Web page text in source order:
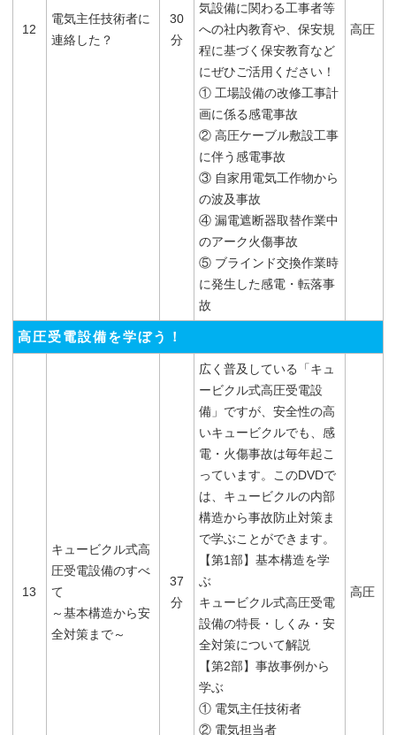
12
電気主任技術者に
連絡した？
30
分
気設備に関わる工事者等
への社内教育や、保安規
程に基づく保安教育など
にぜひご活用ください！
① 工場設備の改修工事計
画に係る感電事故
② 高圧ケーブル敷設工事
に伴う感電事故
③ 自家用電気工作物から
の波及事故
④ 漏電遮断器取替作業中
のアーク火傷事故
⑤ ブラインド交換作業時
に発生した感電・転落事
故
高圧
高圧受電設備を学ぼう！
13
キュービクル式高
圧受電設備のすべ
て
～基本構造から安
全対策まで～
37
分
広く普及している「キュ
ービクル式高圧受電設
備」ですが、安全性の高
いキュービクルでも、感
電・火傷事故は毎年起こ
っています。このDVDで
は、キュービクルの内部
構造から事故防止対策ま
で学ぶことができます。
【第1部】基本構造を学
ぶ
キュービクル式高圧受電
設備の特長・しくみ・安
全対策について解説
【第2部】事故事例から
学ぶ
① 電気主任技術者
② 電気担当者
高圧